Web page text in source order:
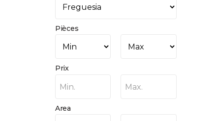
Pièces
Prix
Min. Max.
Area